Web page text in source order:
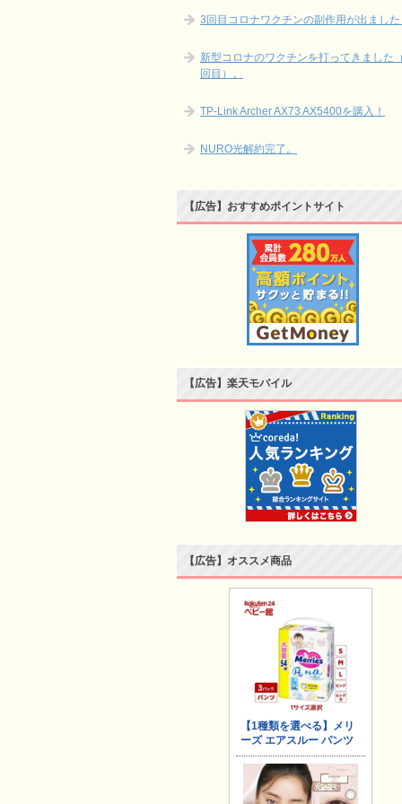
3回目コロナワクチンの副作用が出まし
新型コロナのワクチンを打ってきました
回目）。
TP-Link Archer AX73 AX5400を購入！
NURO光解約完了。
【広告】おすすめポイントサイト
【広告】楽天モバイル
【広告】オススメ商品